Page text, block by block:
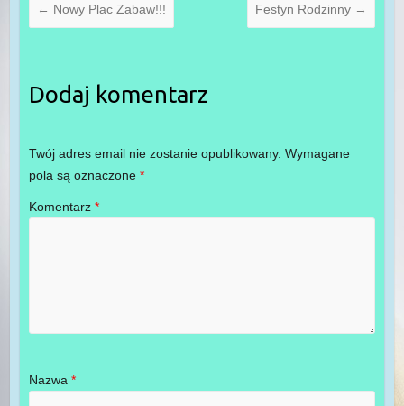
← Nowy Plac Zabaw!!! Festyn Rodzinny →
Dodaj komentarz
Twój adres email nie zostanie opublikowany. Wymagane
pola są oznaczone *
Komentarz *
Nazwa *